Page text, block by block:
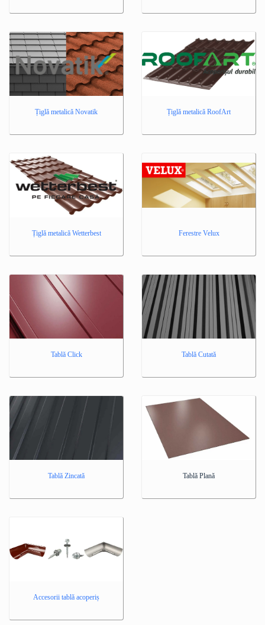
Țiglă metalică Novatik Țiglă metalică RoofArt
Țiglă metalică Wetterbest Ferestre Velux
Tablă Click Tablă Cutată
Tablă Zincată Tablă Plană
Accesorii tablă acoperiș